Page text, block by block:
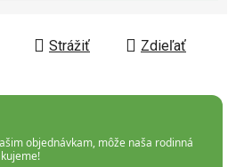
Strážiť Zdieľať
objednávkam, môže naša rodinná